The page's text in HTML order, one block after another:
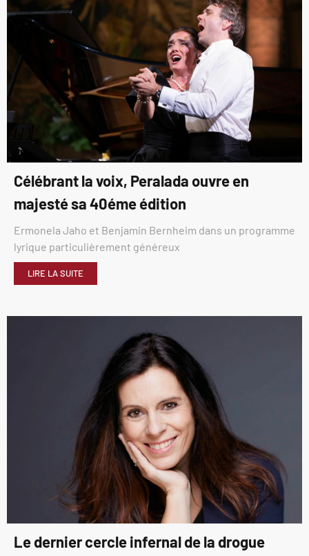
Célébrant la voix, Peralada ouvre en
majesté sa 40éme édition
Ermonela Jaho et Benjamin Bernheim dans un programme
lyrique particulièrement généreux
LIRE LA SUITE
Le dernier cercle infernal de la drogue